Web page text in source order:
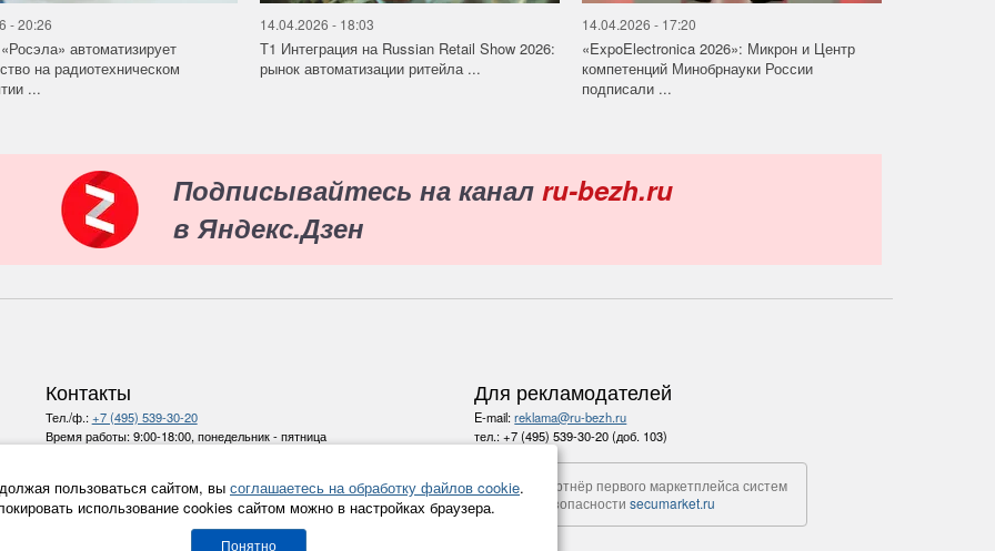
- 20:26
автоматизирует
на радиотехническом
...
14.04.2026 - 18:03
Т1 Интеграция на Russian Retail Show 2026:
рынок автоматизации ритейла ...
14.04.2026 - 17:20
«ExpoElectronica 2026»: Микрон и Центр
компетенций Минобрнауки России
подписали ...
Подписывайтесь на канал ru-bezh.ru
в Яндекс.Дзен
Контакты
Тел./ф.:+7 (495) 539-30-20
Время работы:9:00-18:00, понедельник - пятница
Политика конфиденциальности
Все права на материалы и новости, опубликованные на сайте
журнал про безопасность
Для рекламодателей
E-mail:reklama@ru-bezh.ru
тел.:+7 (495) 539-30-20 (доб. 103)
Партнёр первого маркетплейса систем
безопасностиsecumarket.ru
пользоваться сайтом, вы соглашаетесь на обработку файлов cookie.
использование cookies сайтом можно в настройках браузера.
Понятно